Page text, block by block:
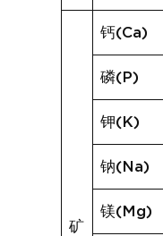
矿
钙(Ca)
磷(P)
钾(K)
钠(Na)
镁(Mg)